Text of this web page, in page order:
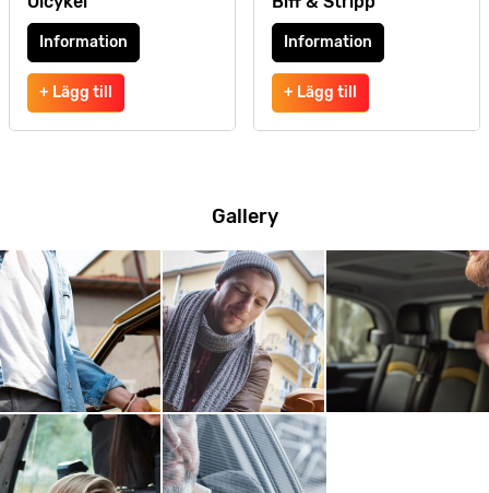
Information
+ Lägg till
Information
+ Lägg till
Gallery